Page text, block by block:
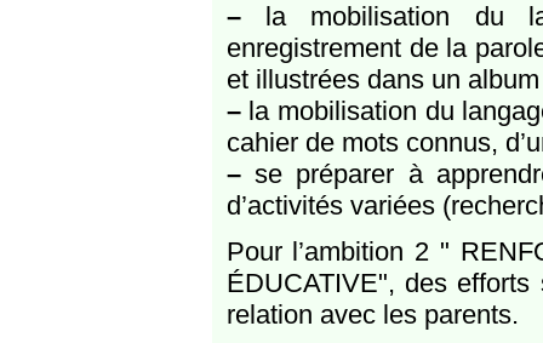
–la mobilisation du
enregistrement de la
et illustrées dans un
–la mobilisation du
cahier de mots connus,
–se préparer à
d’activités variées
Pour l’ambition 2 "
ÉDUCATIVE", des
relation avec les parents.